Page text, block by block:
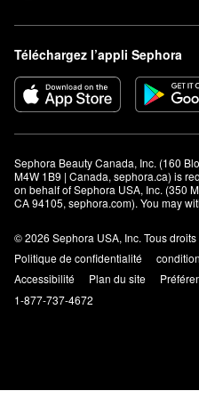
Téléchargez l’appli Sephora
Sephora Beauty Canada, Inc. (160
M4W 1B9 | Canada, sephora.ca) is
on behalf of Sephora USA, Inc. (350
CA 94105, sephora.com). You may
© 2026 Sephora USA, Inc. Tous droits
Politique de confidentialité
Accessibilité
Plan du site
1-877-737-4672